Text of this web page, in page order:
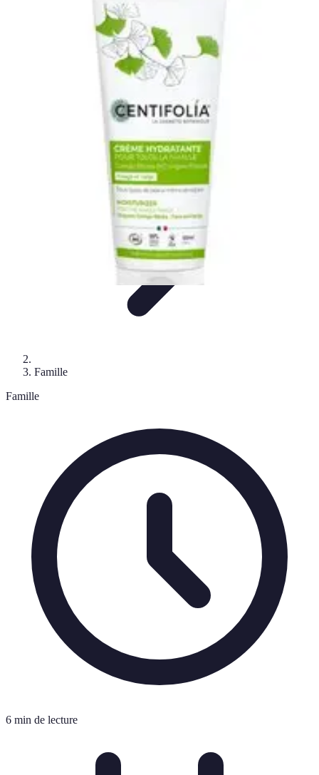
Activités ÉcologiquesChoix et Conseils
Guides de Voyage
Famille
Famille
6 min de lecture